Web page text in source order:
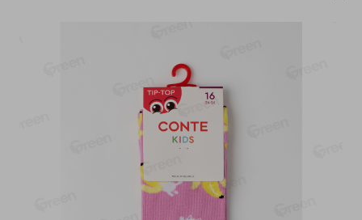
Местное известное 20 шт
упак Солигорска п/ф
20шт в уп